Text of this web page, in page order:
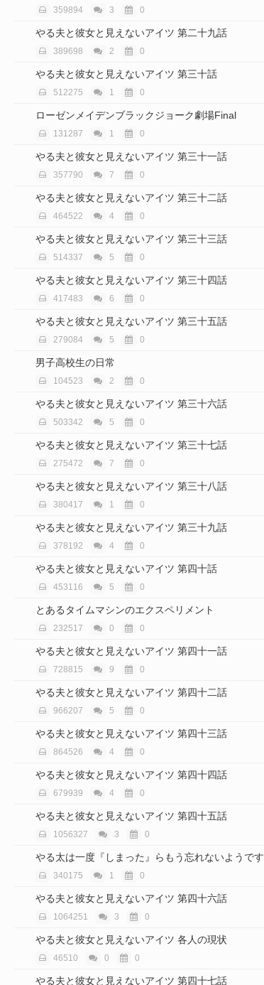
359894 3 0
やる夫と彼女と見えないアイツ 第二十九話
389698 2 0
やる夫と彼女と見えないアイツ 第三十話
512275 1 0
ローゼンメイデンブラックジョーク劇場Final
131287 1 0
やる夫と彼女と見えないアイツ 第三十一話
357790 7 0
やる夫と彼女と見えないアイツ 第三十二話
464522 4 0
やる夫と彼女と見えないアイツ 第三十三話
514337 5 0
やる夫と彼女と見えないアイツ 第三十四話
417483 6 0
やる夫と彼女と見えないアイツ 第三十五話
279084 5 0
男子高校生の日常
104523 2 0
やる夫と彼女と見えないアイツ 第三十六話
503342 5 0
やる夫と彼女と見えないアイツ 第三十七話
275472 7 0
やる夫と彼女と見えないアイツ 第三十八話
380417 1 0
やる夫と彼女と見えないアイツ 第三十九話
378192 4 0
やる夫と彼女と見えないアイツ 第四十話
453116 5 0
とあるタイムマシンのエクスペリメント
232517 0 0
やる夫と彼女と見えないアイツ 第四十一話
728815 9 0
やる夫と彼女と見えないアイツ 第四十二話
966207 5 0
やる夫と彼女と見えないアイツ 第四十三話
864526 4 0
やる夫と彼女と見えないアイツ 第四十四話
679939 4 0
やる夫と彼女と見えないアイツ 第四十五話
1056327 3 0
やる太は一度『しまった』らもう忘れないようです
340175 1 0
やる夫と彼女と見えないアイツ 第四十六話
1064251 3 0
やる夫と彼女と見えないアイツ 各人の現状
46510 0 0
やる夫と彼女と見えないアイツ 第四十七話